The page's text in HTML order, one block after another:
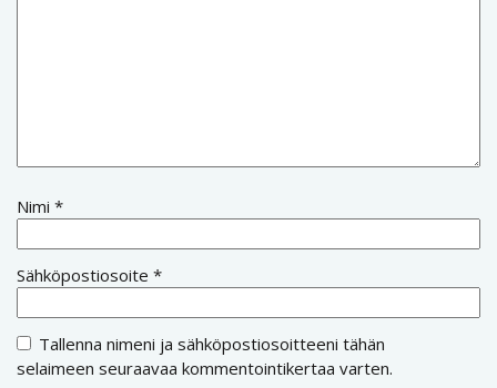
Nimi *
Sähköpostiosoite *
Tallenna nimeni ja sähköpostiosoitteeni tähän
selaimeen seuraavaa kommentointikertaa varten.